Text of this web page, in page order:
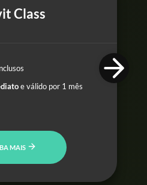
Class
e válido por 1 mês
MAIS